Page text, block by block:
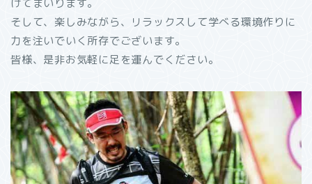
けてまいります。
そして、楽しみながら、リラックスして学べる環境作りに
力を注いでいく所存でございます。
皆様、是非お気軽に足を運んでください。